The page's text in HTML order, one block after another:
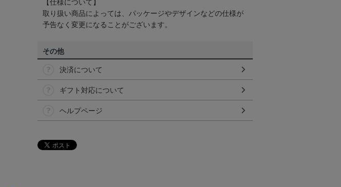
【仕様について】
取り扱い商品によっては、パッケージやデザインなどの仕様が
予告なく変更になることがございます。
その他
決済について
ギフト対応について
ヘルプページ